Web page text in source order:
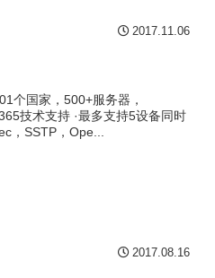
2017.11.06
个国家，500+服务器，
技术支持 ·最多支持5设备同时
，SSTP，Ope...
2017.08.16